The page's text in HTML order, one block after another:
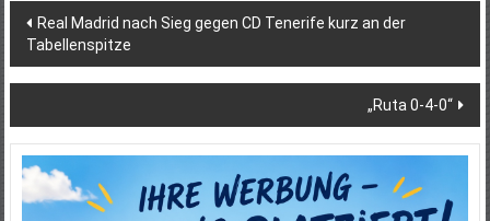
Beitragsnavigation
Real Madrid nach Sieg gegen CD Tenerife kurz an der
Tabellenspitze
„Ruta 0-4-0“